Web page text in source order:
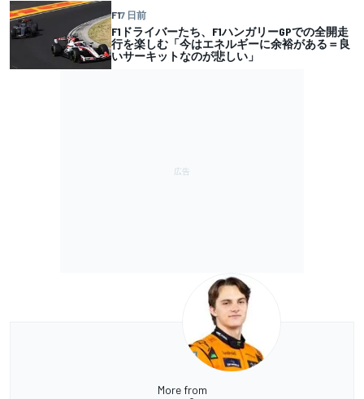
F17 日前
F1ドライバーたち、F1ハンガリーGPでの全開走
行を楽しむ「今はエネルギーに余裕がある＝良
いサーキットなのが悲しい」
More from